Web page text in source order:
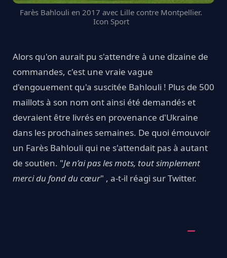
Farès Bahlouli en 2017 avec Lille contre Montpellier.
Icon Sport
Alors qu'on aurait pu s'attendre à une dizaine de
commandes, c'est une vraie vague
d'engouement qu'a suscitée Bahlouli ! Plus de 500
maillots à son nom ont ainsi été demandés et
devraient être livrés en provenance d'Ukraine
dans les prochaines semaines. De quoi émouvoir
un Farès Bahlouli qui ne s'attendait pas à autant
de soutien. "Je n’ai pas les mots, tout simplement
merci du fond du cœur" , a-t-il réagi sur Twitter.